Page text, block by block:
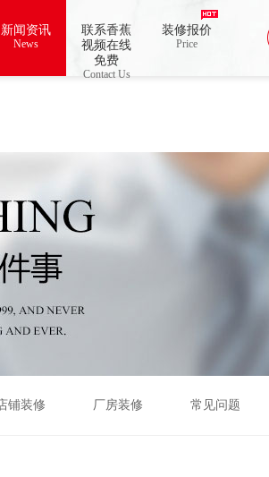
on line
看
新闻资讯
News
联系香蕉
视频在线
免费
Contact Us
装修报价
Price
铺装修 厂房装修 常见问题